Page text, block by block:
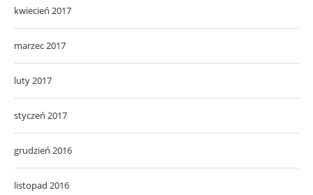
kwiecień 2017
marzec 2017
luty 2017
styczeń 2017
grudzień 2016
listopad 2016